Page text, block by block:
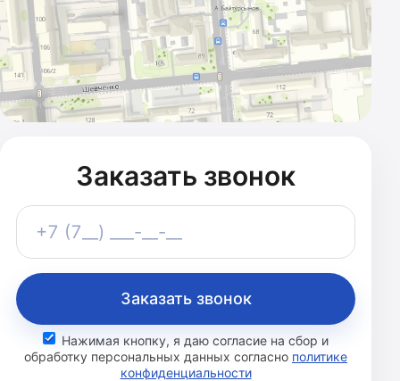
Заказать звонок
+7 (7__) ___-__-__
Заказать звонок
Нажимая кнопку, я даю согласие на сбор и
обработку персональных данных согласно политике
конфиденциальности